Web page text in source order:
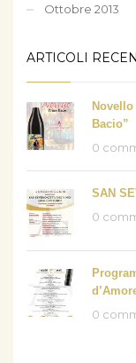
Ottobre 2013
ARTICOLI
Novello
Bacio”
0
SAN
0
0